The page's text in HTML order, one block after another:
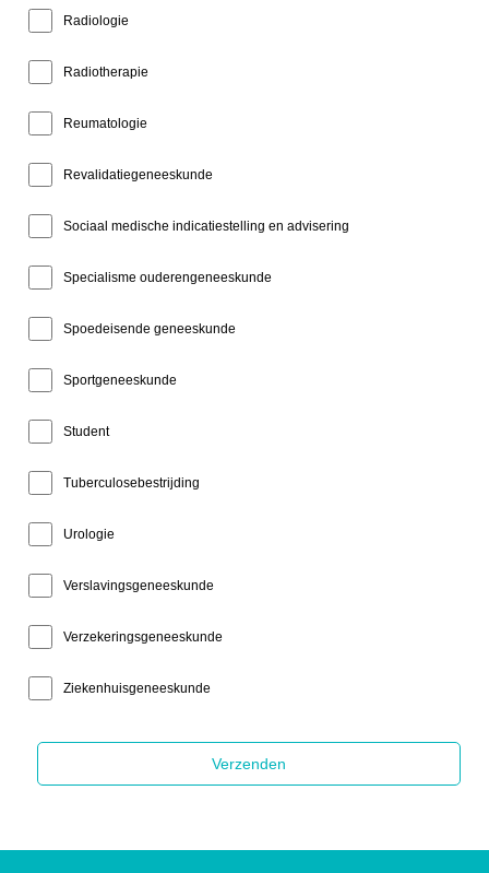
Radiologie
Radiotherapie
Reumatologie
Revalidatiegeneeskunde
Sociaal medische indicatiestelling en advisering
Specialisme ouderengeneeskunde
Spoedeisende geneeskunde
Sportgeneeskunde
Student
Tuberculosebestrijding
Urologie
Verslavingsgeneeskunde
Verzekeringsgeneeskunde
Ziekenhuisgeneeskunde